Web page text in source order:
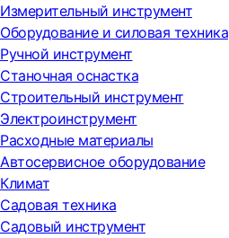
Измерительный инструмент
Оборудование и силовая техника
Ручной инструмент
Станочная оснастка
Строительный инструмент
Электроинструмент
Расходные материалы
Автосервисное оборудование
Климат
Садовая техника
Садовый инструмент